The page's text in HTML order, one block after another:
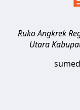
Ruko Angkrek
Utara